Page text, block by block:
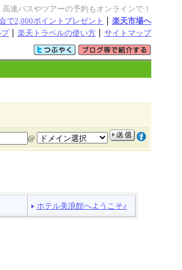
速バスやツアーの予約もオンラインで！
で2,000ポイントプレゼント
楽天市場へ
楽天トラベルの使い方 サイトマップ
@
ホテル美浪館へようこそ♪